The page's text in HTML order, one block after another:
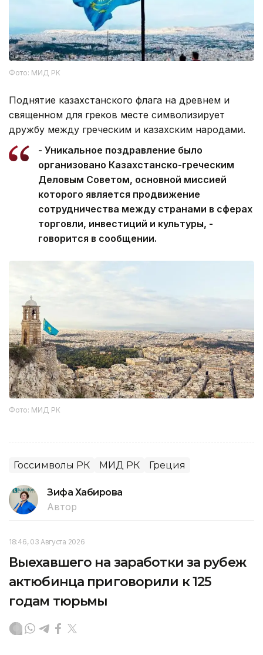
Фото: МИД РК
Поднятие казахстанского флага на древнем и
священном для греков месте символизирует
дружбу между греческим и казахским народами.
- Уникальное поздравление было
организовано Казахстанско-греческим
Деловым Советом, основной миссией
которого является продвижение
сотрудничества между странами в сферах
торговли, инвестиций и культуры, -
говорится в сообщении.
Фото: МИД РК
Госсимволы РК МИД РК Греция
Зифа Хабирова
Автор
18:46, 03 Августа 2026
Выехавшего на заработки за рубеж
актюбинца приговорили к 125
годам тюрьмы